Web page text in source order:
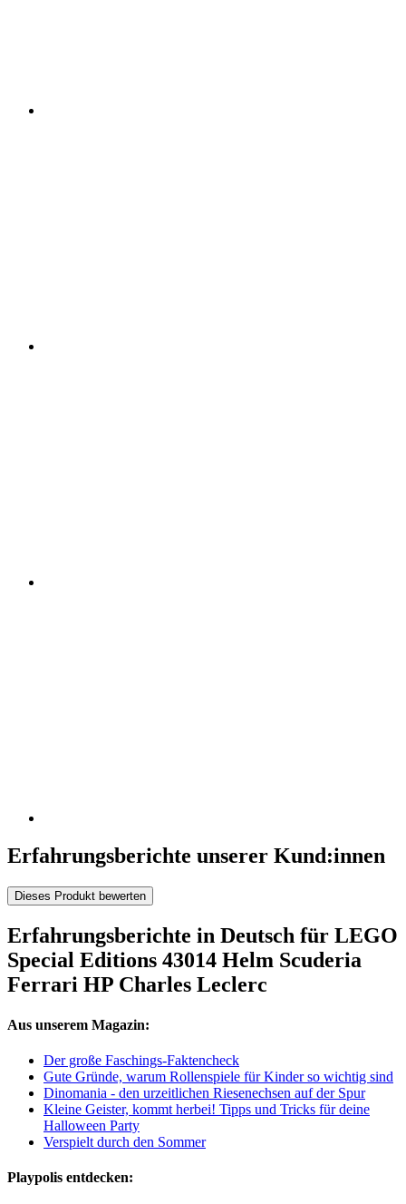
Erfahrungsberichte unserer Kund:innen
Dieses Produkt bewerten
Erfahrungsberichte in Deutsch für LEGO
Special Editions 43014 Helm Scuderia
Ferrari HP Charles Leclerc
Aus unserem Magazin:
Der große Faschings-Faktencheck
Gute Gründe, warum Rollenspiele für Kinder so wichtig sind
Dinomania - den urzeitlichen Riesenechsen auf der Spur
Kleine Geister, kommt herbei! Tipps und Tricks für deine
Halloween Party
Verspielt durch den Sommer
Playpolis entdecken: